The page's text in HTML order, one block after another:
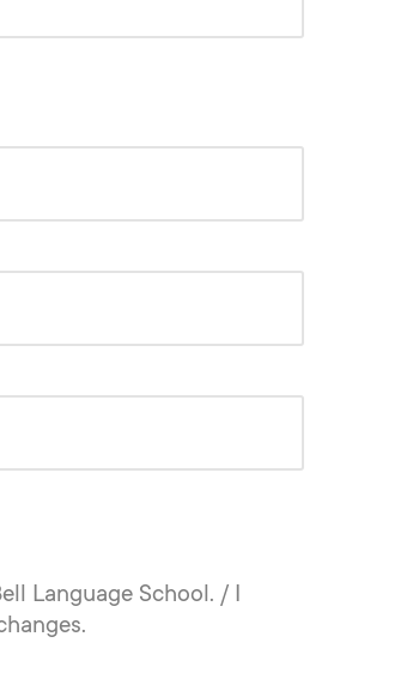
Language School. / I